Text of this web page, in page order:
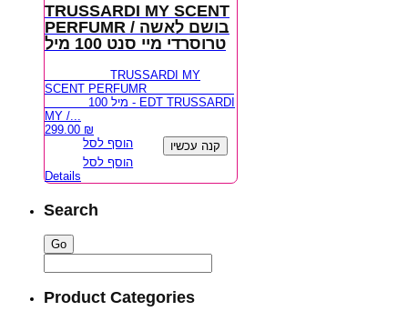
TRUSSARDI MY SCENT
PERFUMR / בושם לאשה
טרוסרדי מיי סנט 100 מיל
TRUSSARDI MY
SCENT PERFUMR
100 מיל - EDT TRUSSARDI
MY /...
299.00 ₪
הוסף לסל
קנה עכשיו
הוסף לסל
Details
Search
Product Categories